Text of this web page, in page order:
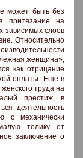
может быть без
притязание на
зависимых слоев
Относительно
женщина»,
как отрицание
оплаты. Еще в
труда на
престиж, в
деятельность
механически
толику от
заключение о